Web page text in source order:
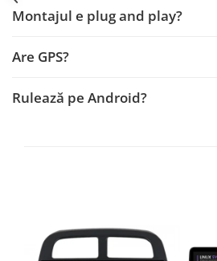
Volvo
Iveco
Porsche
Navigații auto universale
Montajul e plug and play?
Are GPS?
Rulează pe Android?